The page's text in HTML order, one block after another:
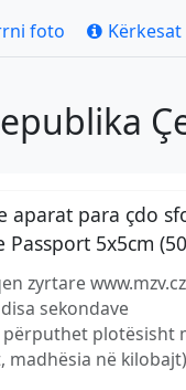
foto
aparat para çdo
5x5cm
zyrtare
sekondave
plotësisht
madhësia në kilobajt)